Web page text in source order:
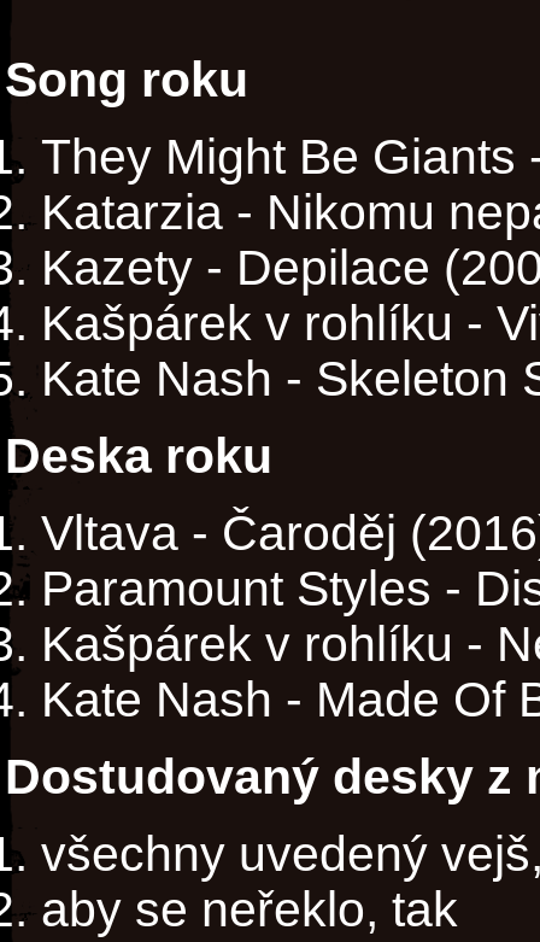
Song roku
They Might Be Giants
Katarzia - Nikomu
Kazety - Depilace
Kašpárek v rohlíku -
Kate Nash - Skeleton
Deska roku
Vltava - Čaroděj
Paramount Styles -
Kašpárek v rohlíku -
Kate Nash - Made Of
Dostudovaný desky z
všechny uvedený
aby se neřeklo, tak